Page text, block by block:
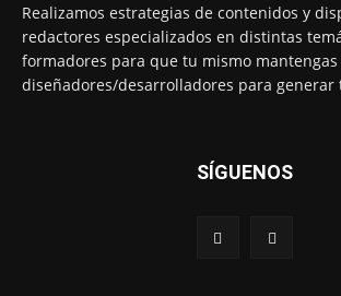
Realizamos estrategias de contenidos y
redactores especializados en distintas
formadores para que tu mismo
diseñadores/desarrolladores para generar
SÍGUENOS